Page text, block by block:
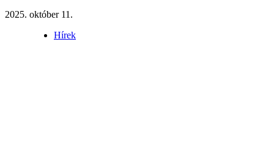
2025. október 11.
Hírek